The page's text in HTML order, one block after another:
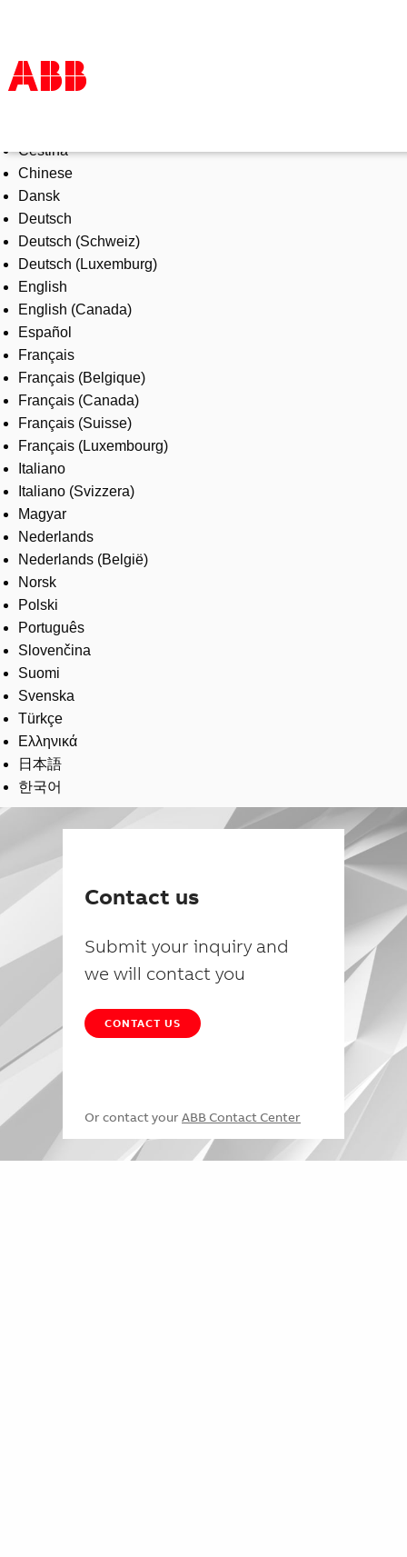
Products & Solutions
Industries
Services
About us
Where to buy
Contact us
Careers
Čeština
Chinese
Dansk
Deutsch
Deutsch (Schweiz)
Deutsch (Luxemburg)
English
English (Canada)
Español
Français
Français (Belgique)
Français (Canada)
Français (Suisse)
Français (Luxembourg)
Italiano
Italiano (Svizzera)
Magyar
Nederlands
Nederlands (België)
Norsk
Polski
Português
Slovenčina
Suomi
Svenska
Türkçe
Ελληνικά
日本語
한국어
Contact us
Submit your inquiry and
we will contact you
CONTACT US
Or contact your ABB Contact Center